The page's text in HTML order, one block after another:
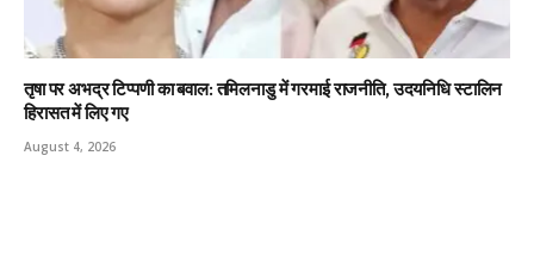
तृषा पर अभद्र टिप्पणी का बवाल: तमिलनाडु में गरमाई राजनीति, उदयनिधि स्टालिन
हिरासत में लिए गए
August 4, 2026